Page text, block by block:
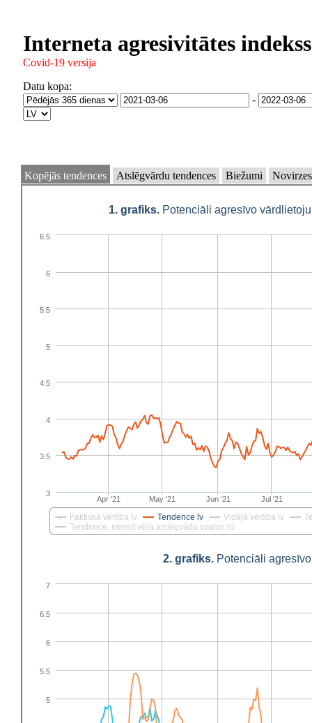
Interneta agresivitātes indekss
Covid-19 versija
Datu kopa:
-
Kopējās tendences Atslēgvārdu tendences Biežumi
1. grafiks.Potenciāli agresīvo
Faktiskā vērtība lv Tendence lv Vidējā vērtība lv
Tendence, ņemot vērā atslēgvādu svarus ru
Apr '21 May '21 Jun '21 Jul '21
3
3.5
4
4.5
5
5.5
6
6.5
2. grafiks.Potenciāli
5
5.5
6
6.5
7